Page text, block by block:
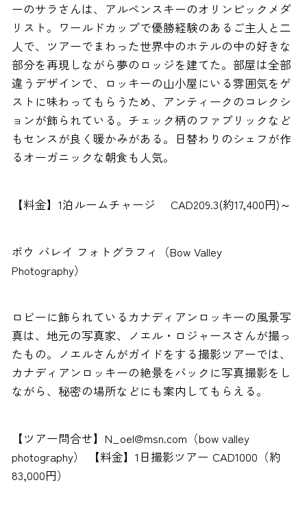
ーのサラさんは、アルペンスキーのオリンピックメダ
リスト。ワールドカップで優勝経験のあるご主人と二
人で、ツアーでまわった世界中のホテルの中の好きな
部分を再現しながら夢のロッジを建てた。部屋は全部
違うデザインで、ロッキーの山小屋にいる雰囲気をゲ
ストに味わってもらうため、アンティークのコレクシ
ョンが飾られている。チェック柄のファブリックなど
もセンスが良く暖かみがある。日替わりのシェフが作
るオーガニックな朝食も人気。
【料金】1泊ルームチャージ CAD209.3(約17,400円)～
ボウ バレイ フォトグラフィ（Bow Valley
Photography）
ロビーに飾られているカナディアンロッキーの風景写
真は、地元の写真家、ノエル・ロジャースさんが撮っ
たもの。ノエルさんがガイドをする撮影ツアーでは、
カナディアンロッキーの絶景をバックに写真撮影をし
ながら、秘密の場所などにも案内してもらえる。
【ツアー問合せ】N_oel@msn.com（bow valley
photography） 【料金】1日撮影ツアー CAD1000（約
83,000円）